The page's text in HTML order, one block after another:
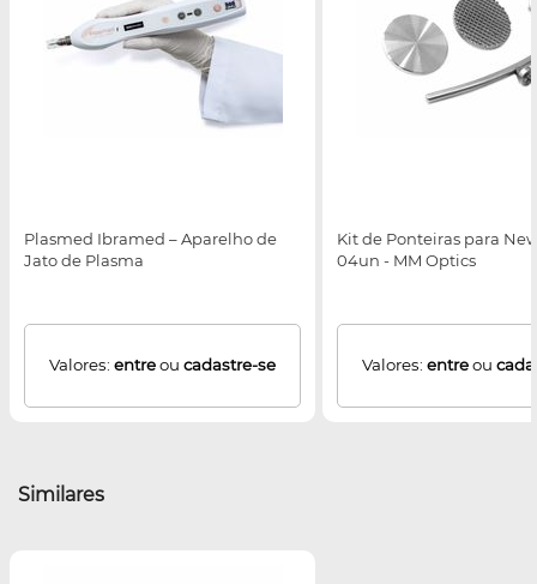
Plasmed Ibramed – Aparelho de
Jato de Plasma
Valores: entreou cadastre-se
Kit de Ponteiras para
04un - MM Optics
Valores: entreou
Similares